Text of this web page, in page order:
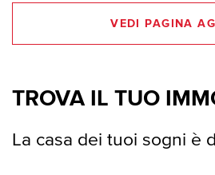
VEDI PAGINA
TROVA IL TUO
La casa dei tuoi sogni è